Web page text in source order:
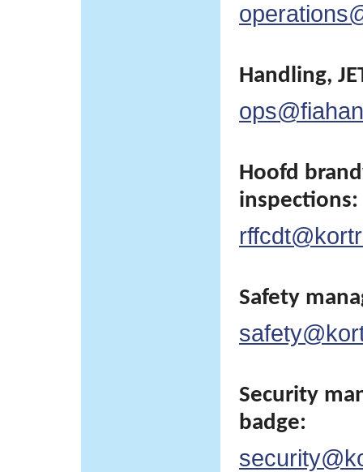
Handling,
Hoofd
inspections:
Safety
Security
badge: